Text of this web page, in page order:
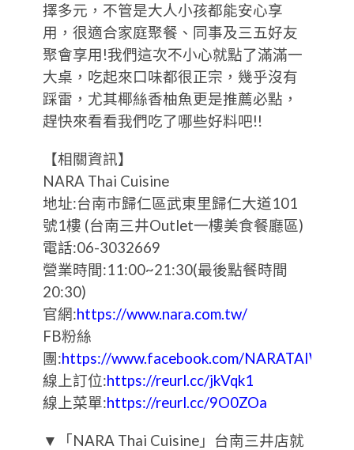
擇多元，不管是大人小孩都能安心享
用，很適合家庭聚餐、同事及三五好友
聚會享用!我們這次不小心就點了滿滿一
大桌，吃起來口味都很正宗，幾乎沒有
踩雷，尤其椰絲香柚魚更是推薦必點，
趕快來看看我們吃了哪些好料吧!!
【相關資訊】
NARA Thai Cuisine
地址:台南市歸仁區武東里歸仁大道101
號1樓 (台南三井Outlet一樓美食餐廳區)
電話:06-3032669
營業時間:11:00~21:30​(最後點餐時間
20:30)
官網:https://www.nara.com.tw/
FB粉絲
團:https://www.facebook.com/NARATAIWAN/
線上訂位:https://reurl.cc/jkVqk1
線上菜單:https://reurl.cc/9O0ZOa
▼「NARA Thai Cuisine」台南三井店就